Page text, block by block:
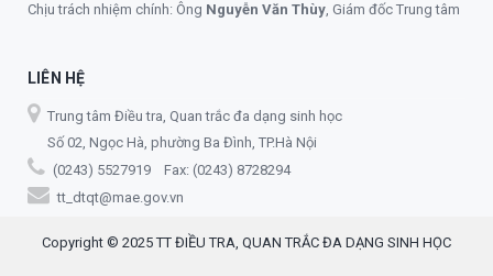
Chịu trách nhiệm chính: Ông Nguyễn Văn Thùy, Giám đốc Trung tâm
LIÊN HỆ
Trung tâm Điều tra, Quan trắc đa dạng sinh học
Số 02, Ngọc Hà, phường Ba Đình, TP.Hà Nội
(0243) 5527919 Fax: (0243) 8728294
tt_dtqt@mae.gov.vn
Copyright © 2025 TT ĐIỀU TRA, QUAN TRẮC ĐA DẠNG SINH HỌC